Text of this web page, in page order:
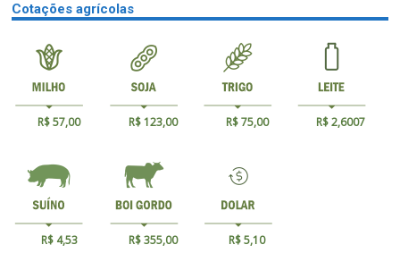
Cotações agrícolas
R$ 57,00 R$ 123,00 R$ 75,00 R$ 2,6007
R$ 4,53 R$ 355,00 R$ 5,10